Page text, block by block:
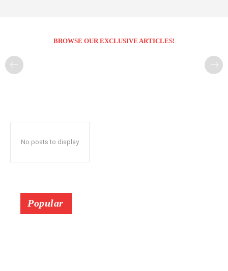
BROWSE OUR EXCLUSIVE ARTICLES!
No posts to display
Popular